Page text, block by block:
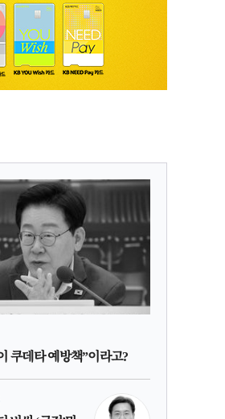
쿠데타 예방책”이라고?